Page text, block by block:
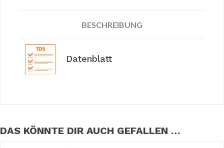
BESCHREIBUNG
Datenblatt
DAS KÖNNTE DIR AUCH GEFALLEN …